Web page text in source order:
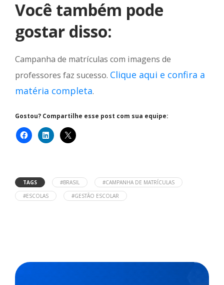
Você também pode
gostar disso:
Campanha de matrículas com imagens de
professores faz sucesso. Clique aqui e confira a
matéria completa.
Gostou? Compartilhe esse post com sua equipe:
TAGS #BRASIL
#CAMPANHA DE MATRÍCULAS
#ESCOLAS
#GESTÃO ESCOLAR